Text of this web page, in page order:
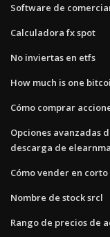
Software de
Calculadora fx spot
No inviertas en etfs
How much is one
Cómo comprar
Opciones avanzadas
descarga de
Cómo vender en
Nombre de stock srcl
Rango de precios de